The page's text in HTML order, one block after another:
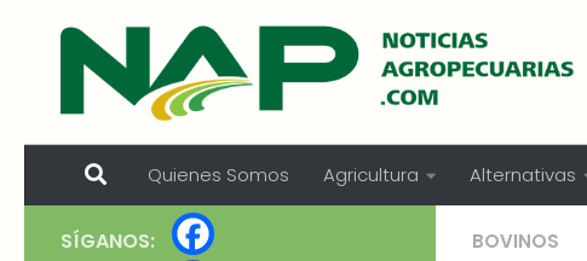
Skip to content
Quienes Somos Agricultura Alternativas
BOVINOS
SÍGANOS: